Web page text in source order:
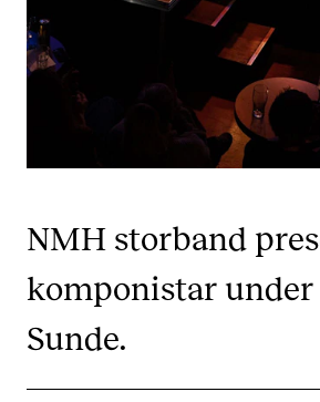
NordART
Prosjekter
Publikasjoner
Utveksling
Internasjonal strategi
Samarbeidsprosjekter
NMH storband
komponistar
Sunde.